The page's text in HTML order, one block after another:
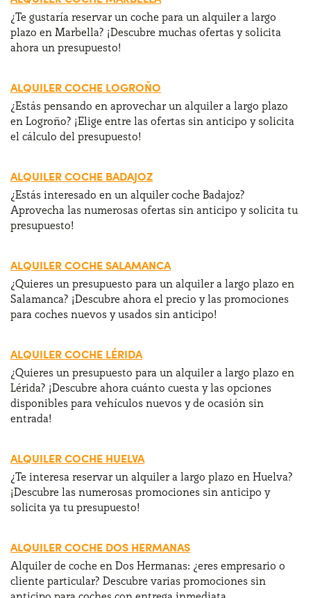
¿Te gustaría reservar un coche para un alquiler a largo
plazo en Marbella? ¡Descubre muchas ofertas y solicita
ahora un presupuesto!
ALQUILER COCHE LOGROÑO
¿Estás pensando en aprovechar un alquiler a largo plazo
en Logroño? ¡Elige entre las ofertas sin anticipo y solicita
el cálculo del presupuesto!
ALQUILER COCHE BADAJOZ
¿Estás interesado en un alquiler coche Badajoz?
Aprovecha las numerosas ofertas sin anticipo y solicita tu
presupuesto!
ALQUILER COCHE SALAMANCA
¿Quieres un presupuesto para un alquiler a largo plazo en
Salamanca? ¡Descubre ahora el precio y las promociones
para coches nuevos y usados sin anticipo!
ALQUILER COCHE LÉRIDA
¿Quieres un presupuesto para un alquiler a largo plazo en
Lérida? ¡Descubre ahora cuánto cuesta y las opciones
disponibles para vehículos nuevos y de ocasión sin
entrada!
ALQUILER COCHE HUELVA
¿Te interesa reservar un alquiler a largo plazo en Huelva?
¡Descubre las numerosas promociones sin anticipo y
solicita ya tu presupuesto!
ALQUILER COCHE DOS HERMANAS
Alquiler de coche en Dos Hermanas: ¿eres empresario o
cliente particular? Descubre varias promociones sin